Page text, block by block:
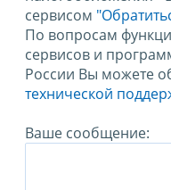
сервисом
По вопросам
сервисов и
России Вы можете
технической
Ваше сообщение: